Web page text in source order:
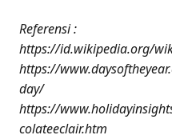
Referensi :
https://id.wikipedia.org/
https://
day/
https://
colateeclair.htm